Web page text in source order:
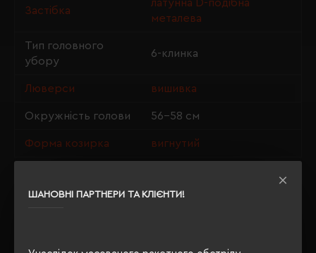
ШАНОВНІ ПАРТНЕРИ ТА КЛІЄНТИ!
Застібка
латунна D-подібна
металева
Тип головного
убору
6-клинка
Люверси вишивка
Окружність голови 56-58 см
Форма козирка вигнутий